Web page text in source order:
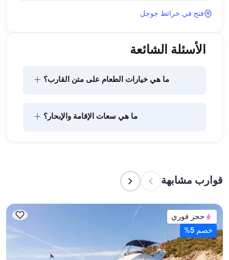
فتح في خرائط جوجل
الأسئلة الشائعة
ما هي خيارات الطعام على متن القارب؟ +
ما هي سعات الإقامة والإبحار؟ +
للإيجارات اليومية، فتنطبق سعة الإبحار.
قوارب مشابهة
حجز فوري
خصم 5%